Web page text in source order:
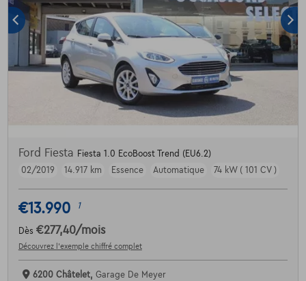
Ford Fiesta Fiesta 1.0 EcoBoost Trend (EU6.2)
02/2019
14.917 km Essence Automatique 74 kW ( 101 CV )
€13.990 1
Dès €277,40/mois
Découvrez l’exemple chiffré complet
6200 Châtelet, Garage De Meyer